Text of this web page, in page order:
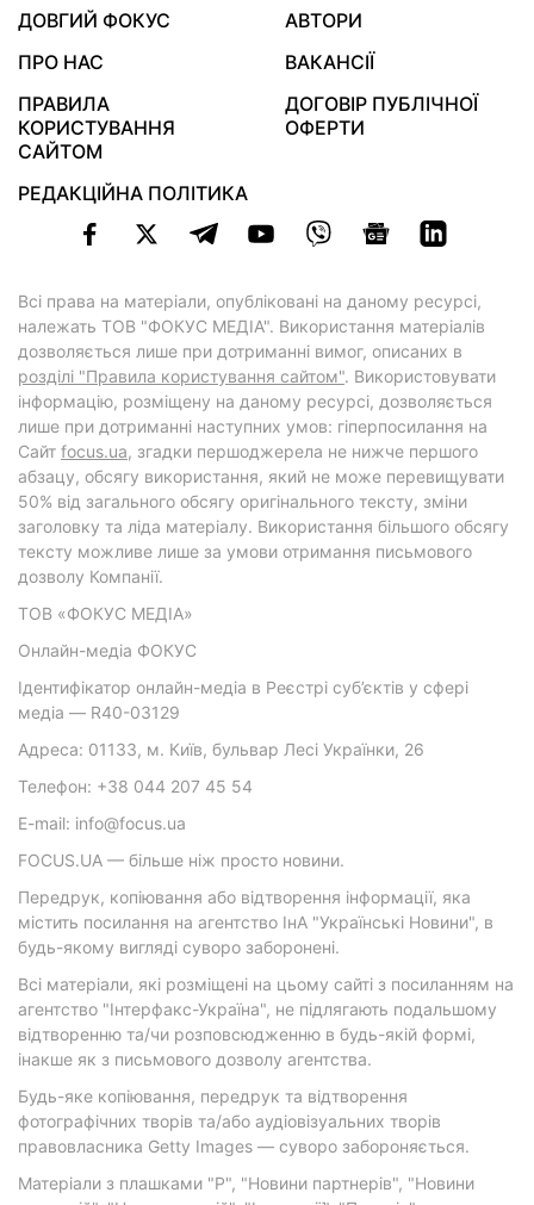
ДОВГИЙ ФОКУС
АВТОРИ
ПРО НАС
ВАКАНСІЇ
ПРАВИЛА
КОРИСТУВАННЯ
САЙТОМ
ДОГОВІР ПУБЛІЧНОЇ
ОФЕРТИ
РЕДАКЦІЙНА ПОЛІТИКА
Всі права на матеріали, опубліковані на даному ресурсі,
належать ТОВ "ФОКУС МЕДІА". Використання матеріалів
дозволяється лише при дотриманні вимог, описаних в
розділі "Правила користування сайтом". Використовувати
інформацію, розміщену на даному ресурсі, дозволяється
лише при дотриманні наступних умов: гіперпосилання на
Cайт focus.ua, згадки першоджерела не нижче першого
абзацу, обсягу використання, який не може перевищувати
50% від загального обсягу оригінального тексту, зміни
заголовку та ліда матеріалу. Використання більшого обсягу
тексту можливе лише за умови отримання письмового
дозволу Компанії.
ТОВ «ФОКУС МЕДІА»
Онлайн-медіа ФОКУС
Ідентифікатор онлайн-медіа в Реєстрі суб’єктів у сфері
медіа — R40-03129
Адреса: 01133, м. Київ, бульвар Лесі Українки, 26
Телефон: +38 044 207 45 54
E-mail: info@focus.ua
FOCUS.UA — більше ніж просто новини.
Передрук, копіювання або відтворення інформації, яка
містить посилання на агентство ІнА "Українські Новини", в
будь-якому вигляді суворо заборонені.
Всі матеріали, які розміщені на цьому сайті з посиланням на
агентство "Інтерфакс-Україна", не підлягають подальшому
відтворенню та/чи розповсюдженню в будь-якій формі,
інакше як з письмового дозволу агентства.
Будь-яке копіювання, передрук та відтворення
фотографічних творів та/або аудіовізуальних творів
правовласника Getty Images — суворо забороняється.
Матеріали з плашками "Р", "Новини партнерів", "Новини